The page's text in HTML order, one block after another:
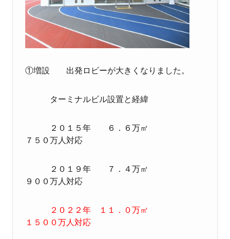
①増設 出発ロビーが大きくなりました。
ターミナルビル設置と経緯
２０１５年 ６．６万㎡
７５０万人対応
２０１９年 ７．４万㎡
９００万人対応
２０２２年 １１．０万㎡
１５００万人対応